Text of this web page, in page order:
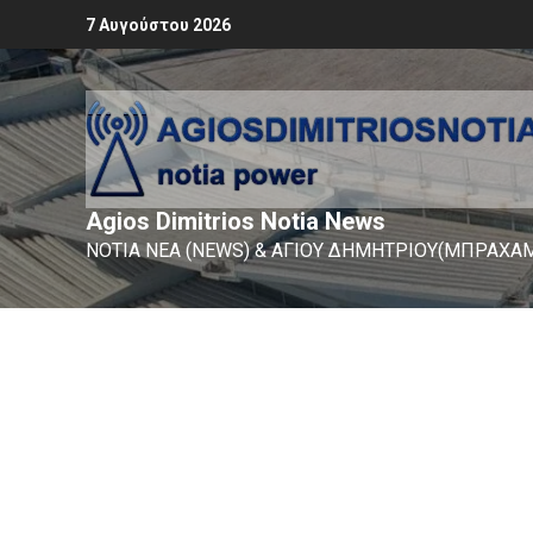
7 Αυγούστου 2026
Agios Dimitrios Notia News
ΝΟΤΙΑ ΝΕΑ (NEWS) & ΑΓΙΟΥ